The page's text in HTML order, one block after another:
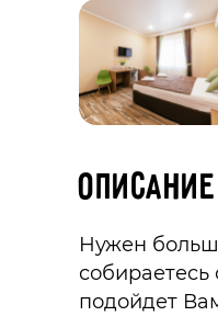
Описание
Нужен
подойдет